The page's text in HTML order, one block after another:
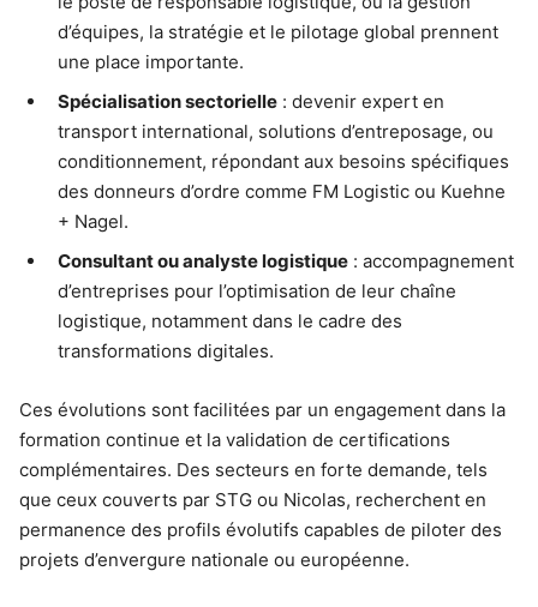
d’équipes, la stratégie et le pilotage global prennent
une place importante.
Spécialisation sectorielle : devenir expert en
transport international, solutions d’entreposage, ou
conditionnement, répondant aux besoins spécifiques
des donneurs d’ordre comme FM Logistic ou Kuehne
+ Nagel.
Consultant ou analyste logistique : accompagnement
d’entreprises pour l’optimisation de leur chaîne
logistique, notamment dans le cadre des
transformations digitales.
Ces évolutions sont facilitées par un engagement dans la
formation continue et la validation de certifications
complémentaires. Des secteurs en forte demande, tels
que ceux couverts par STG ou Nicolas, recherchent en
permanence des profils évolutifs capables de piloter des
projets d’envergure nationale ou européenne.